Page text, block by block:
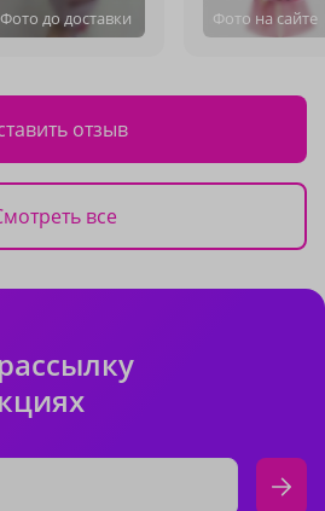
Фото до доставки Фото на сайте
отзыв
все